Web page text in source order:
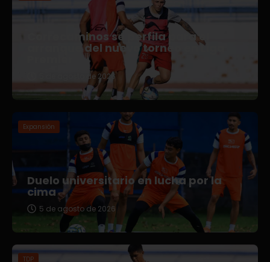
Correcaminos se perfila para el
arranque del nuevo torneo en Liga
5 de agosto de 2026
Expansión
Duelo universitario en lucha por la
cima
5 de agosto de 2026
TDP